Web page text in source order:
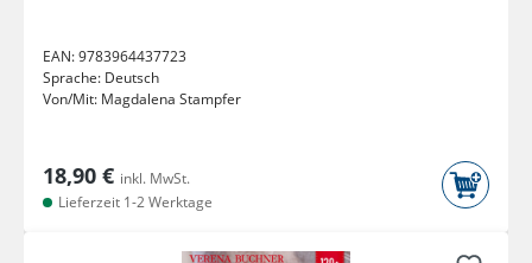
EAN:9783964437723
Sprache: Deutsch
Von/Mit: Magdalena Stampfer
18,90 € inkl. MwSt.
Lieferzeit 1-2 Werktage